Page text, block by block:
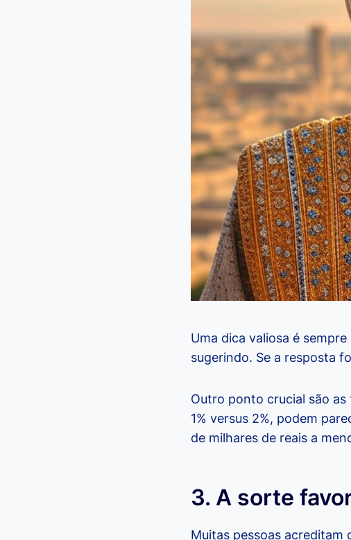
Uma dica valiosa é
sugerindo. Se a resposta
Outro ponto crucial são
1% versus 2%, podem
de milhares de reais a
3. A sorte
Muitas pessoas acreditam